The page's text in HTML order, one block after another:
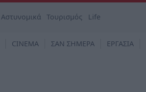
Αστυνομικά Τουρισμός Life
CINEMA ΣΑΝ ΣΗΜΕΡΑ ΕΡΓΑΣΙΑ